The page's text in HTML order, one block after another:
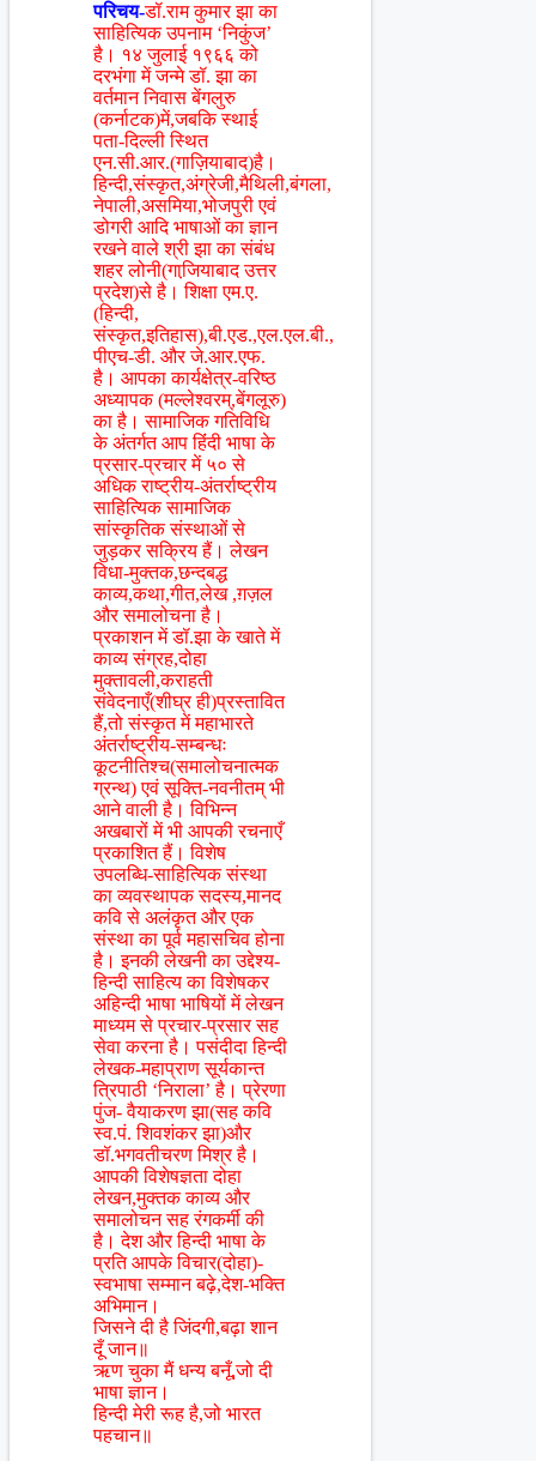
परिचय-डॉ.राम कुमार झा का
साहित्यिक उपनाम ‘निकुंज’
है। १४ जुलाई १९६६ को
दरभंगा में जन्मे डॉ. झा का
वर्तमान निवास बेंगलुरु
(कर्नाटक)में,जबकि स्थाई
पता-दिल्ली स्थित
एन.सी.आर.(गाज़ियाबाद)है।
हिन्दी,संस्कृत,अंग्रेजी,मैथिली,बंगला,
नेपाली,असमिया,भोजपुरी एवं
डोगरी आदि भाषाओं का ज्ञान
रखने वाले श्री झा का संबंध
शहर लोनी(गाजि़याबाद उत्तर
प्रदेश)से है। शिक्षा एम.ए.
(हिन्दी,
संस्कृत,इतिहास),बी.एड.,एल.एल.बी.,
पीएच-डी. और जे.आर.एफ.
है। आपका कार्यक्षेत्र-वरिष्ठ
अध्यापक (मल्लेश्वरम्,बेंगलूरु)
का है। सामाजिक गतिविधि
के अंतर्गत आप हिंंदी भाषा के
प्रसार-प्रचार में ५० से
अधिक राष्ट्रीय-अंतर्राष्ट्रीय
साहित्यिक सामाजिक
सांस्कृतिक संस्थाओं से
जुड़कर सक्रिय हैं। लेखन
विधा-मुक्तक,छन्दबद्ध
काव्य,कथा,गीत,लेख ,ग़ज़ल
और समालोचना है।
प्रकाशन में डॉ.झा के खाते में
काव्य संग्रह,दोहा
मुक्तावली,कराहती
संवेदनाएँ(शीघ्र ही)प्रस्तावित
हैं,तो संस्कृत में महाभारते
अंतर्राष्ट्रीय-सम्बन्धः
कूटनीतिश्च(समालोचनात्मक
ग्रन्थ) एवं सूक्ति-नवनीतम् भी
आने वाली है। विभिन्न
अखबारों में भी आपकी रचनाएँ
प्रकाशित हैं। विशेष
उपलब्धि-साहित्यिक संस्था
का व्यवस्थापक सदस्य,मानद
कवि से अलंकृत और एक
संस्था का पूर्व महासचिव होना
है। इनकी लेखनी का उद्देश्य-
हिन्दी साहित्य का विशेषकर
अहिन्दी भाषा भाषियों में लेखन
माध्यम से प्रचार-प्रसार सह
सेवा करना है। पसंदीदा हिन्दी
लेखक-महाप्राण सूर्यकान्त
त्रिपाठी ‘निराला’ है। प्रेरणा
पुंज- वैयाकरण झा(सह कवि
स्व.पं. शिवशंकर झा)और
डॉ.भगवतीचरण मिश्र है।
आपकी विशेषज्ञता दोहा
लेखन,मुक्तक काव्य और
समालोचन सह रंगकर्मी की
है। देश और हिन्दी भाषा के
प्रति आपके विचार(दोहा)-
स्वभाषा सम्मान बढ़े,देश-भक्ति
अभिमान।
जिसने दी है जिंदगी,बढ़ा शान
दूँ जान॥
ऋण चुका मैं धन्य बनूँ,जो दी
भाषा ज्ञान।
हिन्दी मेरी रूह है,जो भारत
पहचान॥